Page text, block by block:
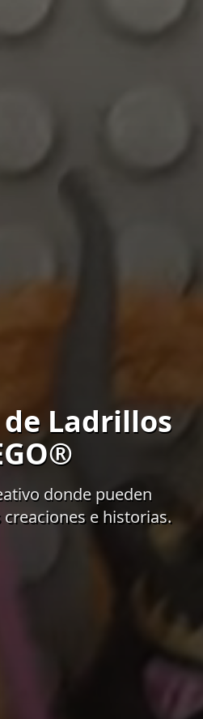
de Ladrillos
donde pueden
e historias.